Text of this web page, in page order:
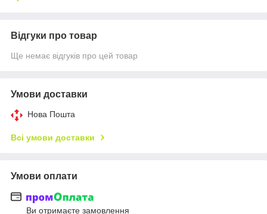
Відгуки про товар
Ще немає відгуків про цей товар
Умови доставки
Нова Пошта
Всі умови доставки
Умови оплати
Ви отримаєте замовлення